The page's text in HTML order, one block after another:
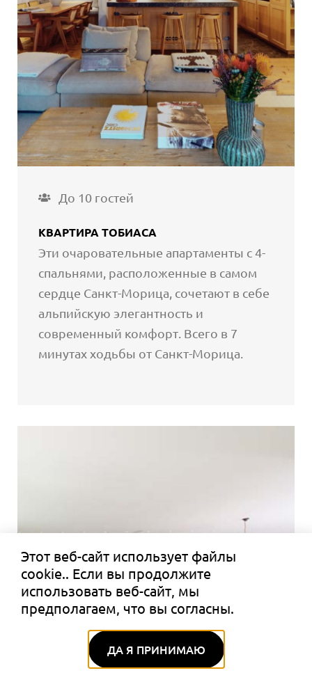
До 10 гостей
КВАРТИРА ТОБИАСА
Эти очаровательные апартаменты с 4-
спальнями, расположенные в самом
сердце Санкт-Морица, сочетают в себе
альпийскую элегантность и
современный комфорт. Всего в 7
минутах ходьбы от Санкт-Морица.
Этот веб-сайт использует файлы
cookie.. Если вы продолжите
использовать веб-сайт, мы
предполагаем, что вы согласны.
ДА Я ПРИНИМАЮ